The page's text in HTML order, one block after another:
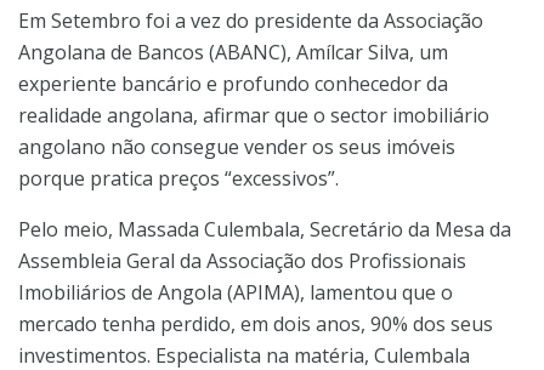
Em Setembro foi a vez do presidente da Associação
Angolana de Bancos (ABANC), Amílcar Silva, um
experiente bancário e profundo conhecedor da
realidade angolana, afirmar que o sector imobiliário
angolano não consegue vender os seus imóveis
porque pratica preços “excessivos”.
Pelo meio, Massada Culembala, Secretário da Mesa da
Assembleia Geral da Associação dos Profissionais
Imobiliários de Angola (APIMA), lamentou que o
mercado tenha perdido, em dois anos, 90% dos seus
investimentos. Especialista na matéria, Culembala